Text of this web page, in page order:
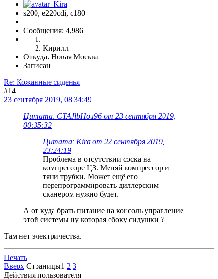
s200, е220cdi, с180
Сообщения: 4,986
Кирилл
Откуда: Новая Москва
Записан
Re: Кожанные сиденья
#14
23 сентября 2019, 08:34:49
Цитата: CTAJlbHou96 от 23 сентября 2019,
00:35:32
Цитата: Kira от 22 сентября 2019,
23:24:19
Проблема в отсутствии соска на
компрессоре ЦЗ. Меняй компрессор и
тяни трубки. Может ещё его
перепрограммировать диллерским
сканером нужно будет.
А от куда брать питание на консоль управление
этой системы ну которая сбоку сидушки ?
Там нет электричества.
Печать
Вверх Страницы1 2 3
Действия пользователя